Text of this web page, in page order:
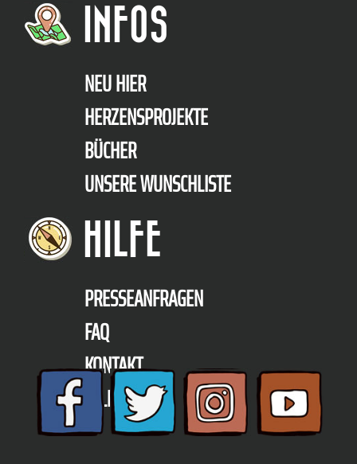
INFOS
NEU HIER
HERZENSPROJEKTE
BÜCHER
UNSERE WUNSCHLISTE
HILFE
PRESSEANFRAGEN
FAQ
KONTAKT
TELEFON